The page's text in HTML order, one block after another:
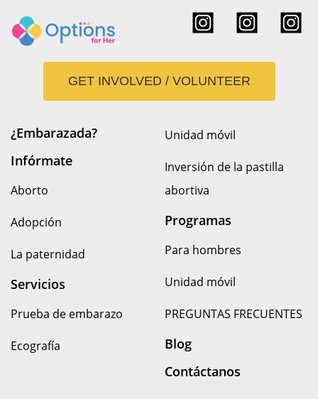
GET INVOLVED / VOLUNTEER
¿Embarazada?
Infórmate
Aborto
Adopción
La paternidad
Servicios
Prueba de embarazo
Ecografía
Unidad móvil
Inversión de la pastilla
abortiva
Programas
Para hombres
Unidad móvil
PREGUNTAS FRECUENTES
Blog
Contáctanos